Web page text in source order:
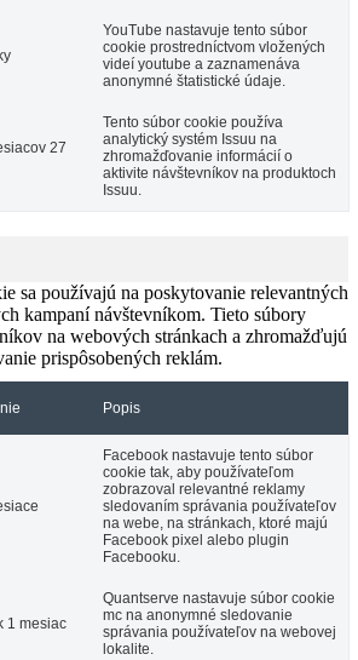
YouTube nastavuje tento súbor
cookie prostredníctvom vložených
videí youtube a zaznamenáva
anonymné štatistické údaje.
27
Tento súbor cookie používa
analytický systém Issuu na
zhromažďovanie informácií o
aktivite návštevníkov na produktoch
Issuu.
sa používajú na poskytovanie relevantných
kampaní návštevníkom. Tieto súbory
na webových stránkach a zhromažďujú
prispôsobených reklám.
Popis
Facebook nastavuje tento súbor
cookie tak, aby používateľom
zobrazoval relevantné reklamy
sledovaním správania používateľov
na webe, na stránkach, ktoré majú
Facebook pixel alebo plugin
Facebooku.
1 mesiac
Quantserve nastavuje súbor cookie
mc na anonymné sledovanie
správania používateľov na webovej
lokalite.